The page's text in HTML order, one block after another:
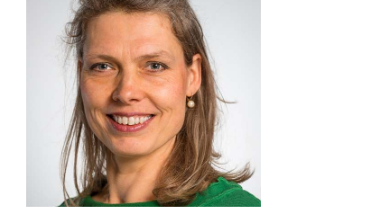
06 - 11 32 72 12
Bezieling, ik ben VOOR.
Lees meer